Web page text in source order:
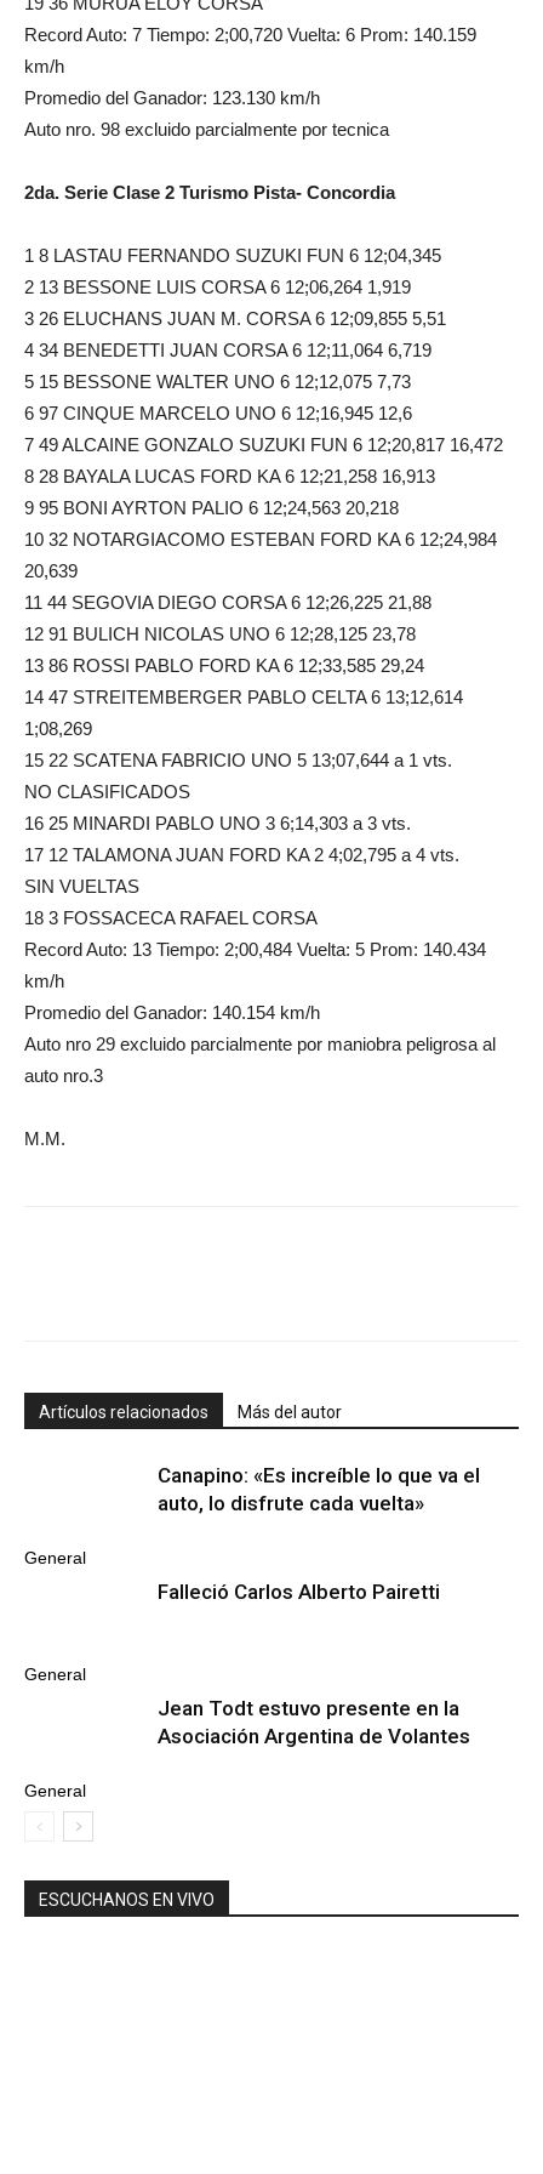
Record Auto: 7 Tiempo: 2;00,720 Vuelta: 6 Prom: 140.159
km/h
Promedio del Ganador: 123.130 km/h
Auto nro. 98 excluido parcialmente por tecnica
2da. Serie Clase 2 Turismo Pista- Concordia
1 8 LASTAU FERNANDO SUZUKI FUN 6 12;04,345
2 13 BESSONE LUIS CORSA 6 12;06,264 1,919
3 26 ELUCHANS JUAN M. CORSA 6 12;09,855 5,51
4 34 BENEDETTI JUAN CORSA 6 12;11,064 6,719
5 15 BESSONE WALTER UNO 6 12;12,075 7,73
6 97 CINQUE MARCELO UNO 6 12;16,945 12,6
7 49 ALCAINE GONZALO SUZUKI FUN 6 12;20,817 16,472
8 28 BAYALA LUCAS FORD KA 6 12;21,258 16,913
9 95 BONI AYRTON PALIO 6 12;24,563 20,218
10 32 NOTARGIACOMO ESTEBAN FORD KA 6 12;24,984
20,639
11 44 SEGOVIA DIEGO CORSA 6 12;26,225 21,88
12 91 BULICH NICOLAS UNO 6 12;28,125 23,78
13 86 ROSSI PABLO FORD KA 6 12;33,585 29,24
14 47 STREITEMBERGER PABLO CELTA 6 13;12,614
1;08,269
15 22 SCATENA FABRICIO UNO 5 13;07,644 a 1 vts.
NO CLASIFICADOS
16 25 MINARDI PABLO UNO 3 6;14,303 a 3 vts.
17 12 TALAMONA JUAN FORD KA 2 4;02,795 a 4 vts.
SIN VUELTAS
18 3 FOSSACECA RAFAEL CORSA
Record Auto: 13 Tiempo: 2;00,484 Vuelta: 5 Prom: 140.434
km/h
Promedio del Ganador: 140.154 km/h
Auto nro 29 excluido parcialmente por maniobra peligrosa al
auto nro.3
M.M.
Artículos relacionados Más del autor
General
Canapino: «Es increíble lo que va el
auto, lo disfrute cada vuelta»
General
Falleció Carlos Alberto Pairetti
General
Jean Todt estuvo presente en la
Asociación Argentina de Volantes
ESCUCHANOS EN VIVO